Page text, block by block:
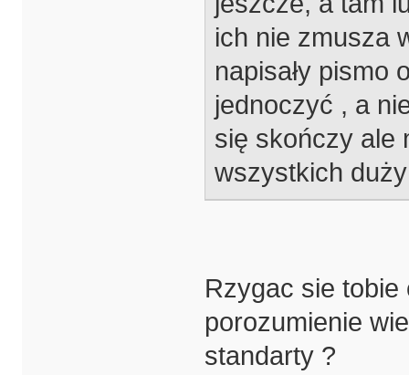
ich nie zmusza
napisały pismo
jednoczyć , a
się skończy ale
wszystkich
Rzygac sie tobie
porozumienie
standarty ?